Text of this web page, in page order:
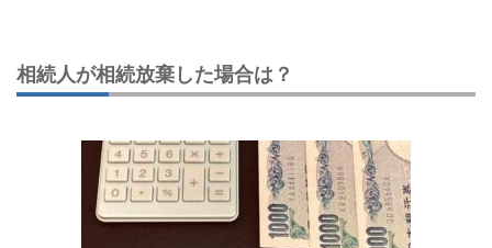
相続人が相続放棄した場合は？